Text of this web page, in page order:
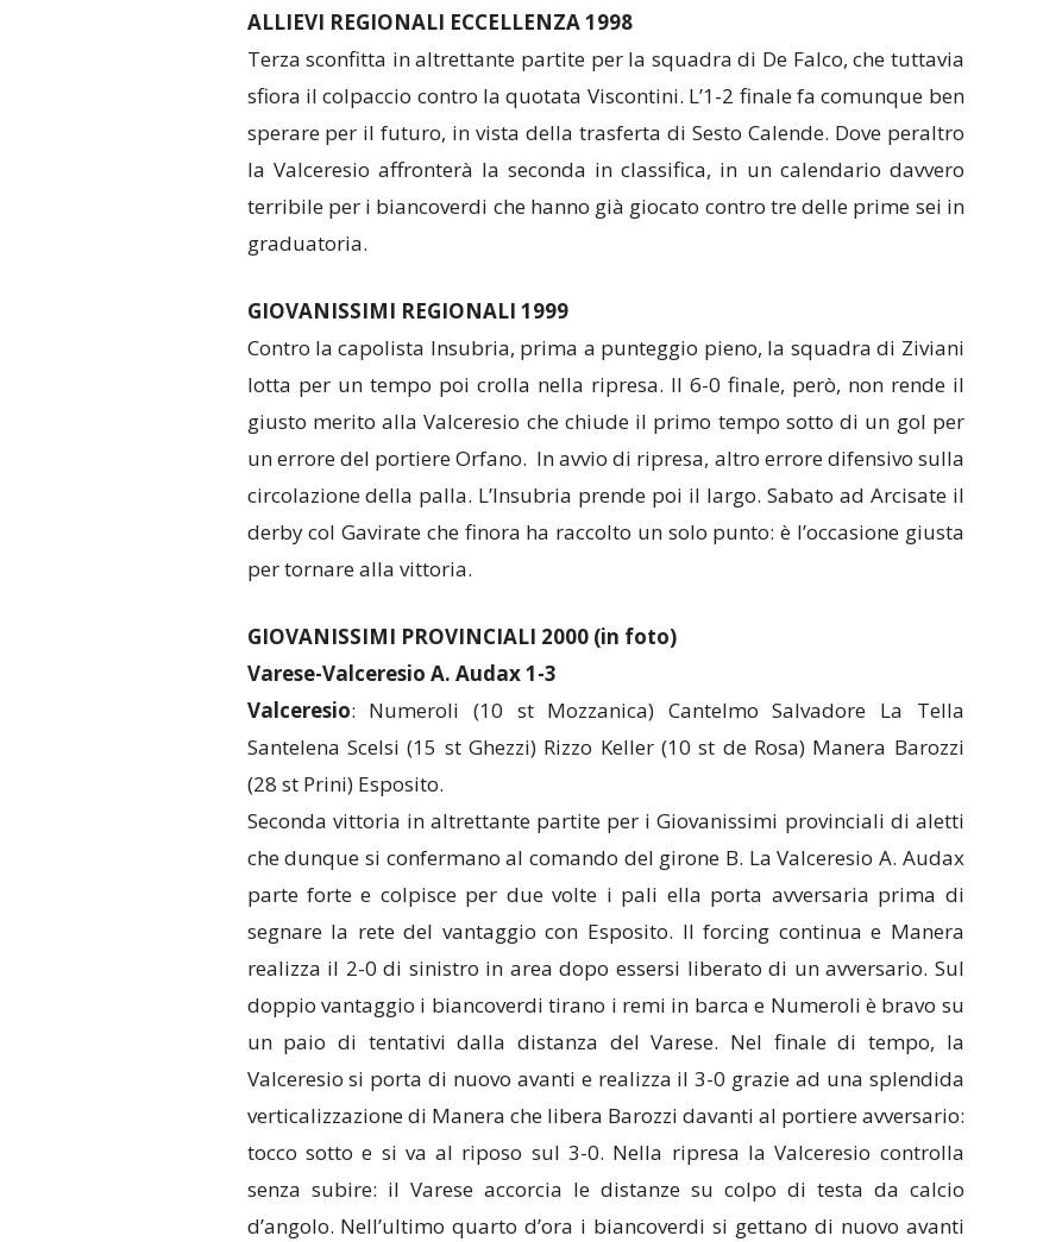
ALLIEVI REGIONALI ECCELLENZA 1998
Terza sconfitta in altrettante partite per la squadra di De Falco, che tuttavia
sfiora il colpaccio contro la quotata Viscontini. L’1-2 finale fa comunque ben
sperare per il futuro, in vista della trasferta di Sesto Calende. Dove peraltro
la Valceresio affronterà la seconda in classifica, in un calendario davvero
terribile per i biancoverdi che hanno già giocato contro tre delle prime sei in
graduatoria.
GIOVANISSIMI REGIONALI 1999
Contro la capolista Insubria, prima a punteggio pieno, la squadra di Ziviani
lotta per un tempo poi crolla nella ripresa. Il 6-0 finale, però, non rende il
giusto merito alla Valceresio che chiude il primo tempo sotto di un gol per
un errore del portiere Orfano. In avvio di ripresa, altro errore difensivo sulla
circolazione della palla. L’Insubria prende poi il largo. Sabato ad Arcisate il
derby col Gavirate che finora ha raccolto un solo punto: è l’occasione giusta
per tornare alla vittoria.
GIOVANISSIMI PROVINCIALI 2000 (in foto)
Varese-Valceresio A. Audax 1-3
Valceresio: Numeroli (10 st Mozzanica) Cantelmo Salvadore La Tella
Santelena Scelsi (15 st Ghezzi) Rizzo Keller (10 st de Rosa) Manera Barozzi
(28 st Prini) Esposito.
Seconda vittoria in altrettante partite per i Giovanissimi provinciali di aletti
che dunque si confermano al comando del girone B. La Valceresio A. Audax
parte forte e colpisce per due volte i pali ella porta avversaria prima di
segnare la rete del vantaggio con Esposito. Il forcing continua e Manera
realizza il 2-0 di sinistro in area dopo essersi liberato di un avversario. Sul
doppio vantaggio i biancoverdi tirano i remi in barca e Numeroli è bravo su
un paio di tentativi dalla distanza del Varese. Nel finale di tempo, la
Valceresio si porta di nuovo avanti e realizza il 3-0 grazie ad una splendida
verticalizzazione di Manera che libera Barozzi davanti al portiere avversario:
tocco sotto e si va al riposo sul 3-0. Nella ripresa la Valceresio controlla
senza subire: il Varese accorcia le distanze su colpo di testa da calcio
d’angolo. Nell’ultimo quarto d’ora i biancoverdi si gettano di nuovo avanti